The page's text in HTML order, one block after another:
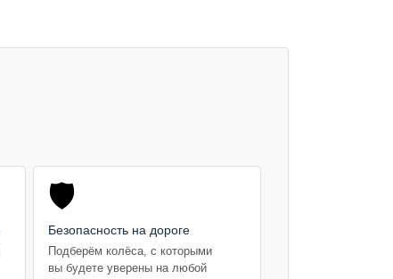
🛡️
Безопасность на дороге
Подберём колёса, с которыми
вы будете уверены на любой